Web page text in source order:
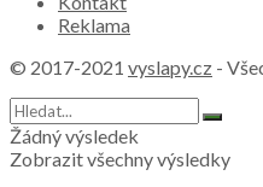
Reklama
© 2017-2021 vyslapy.cz -
Žádný výsledek
Zobrazit všechny výsledky